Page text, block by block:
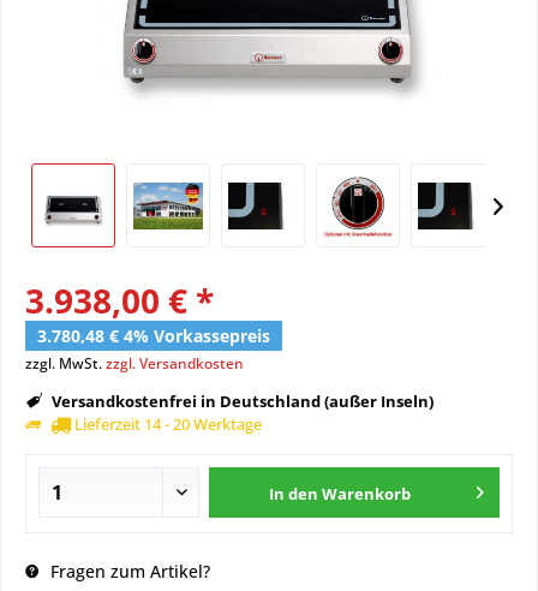
3.938,00 € *
3.780,48 € 4% Vorkassepreis
zzgl. MwSt.zzgl. Versandkosten
Versandkostenfrei in Deutschland (außer Inseln)
Lieferzeit 14 - 20 Werktage
In den Warenkorb
Fragen zum Artikel?